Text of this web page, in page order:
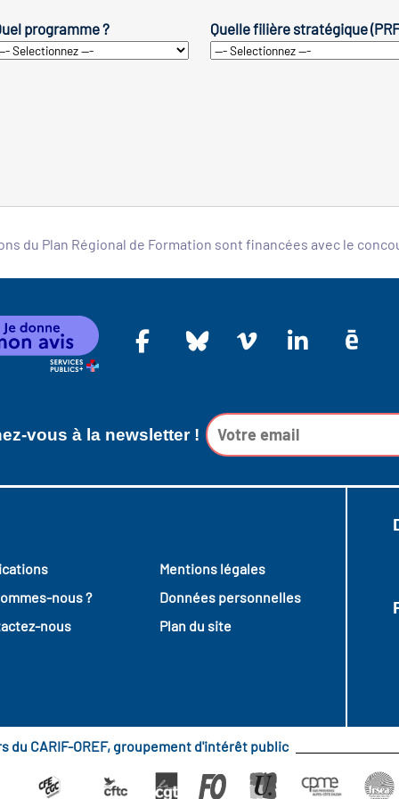
programme ? Quelle filière stratégique
du Plan Régional de Formation sont financées avec le
vous à la newsletter !
nous ?
nous
Mentions légales
Données personnelles
Plan du site
CARIF-OREF, groupement d'intérêt public